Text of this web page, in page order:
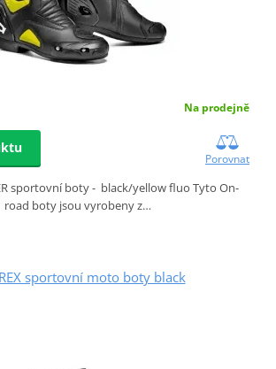
Na prodejně
Porovnat
sportovní boty - black/yellow fluo Tyto On-
road boty jsou vyrobeny z…
sportovní moto boty black